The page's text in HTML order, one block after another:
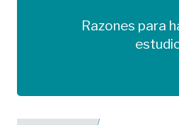
Razones para
Más